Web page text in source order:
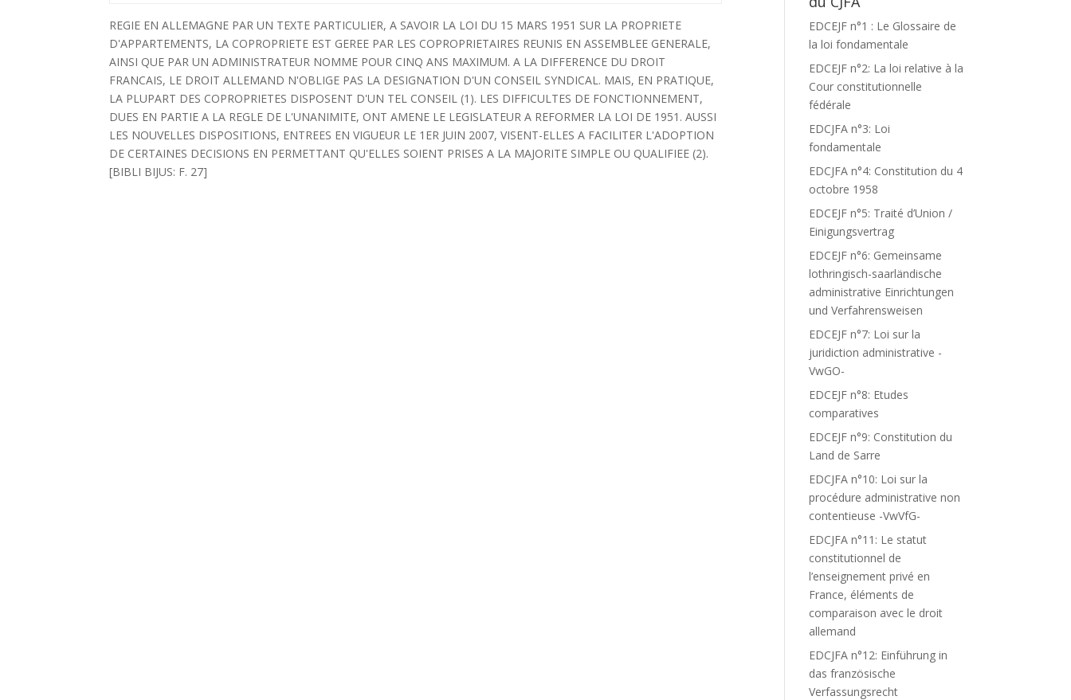
REGIE EN ALLEMAGNE PAR UN TEXTE PARTICULIER, A SAVOIR LA LOI DU 15 MARS 1951 SUR LA PROPRIETE
D'APPARTEMENTS, LA COPROPRIETE EST GEREE PAR LES COPROPRIETAIRES REUNIS EN ASSEMBLEE GENERALE,
AINSI QUE PAR UN ADMINISTRATEUR NOMME POUR CINQ ANS MAXIMUM. A LA DIFFERENCE DU DROIT
FRANCAIS, LE DROIT ALLEMAND N'OBLIGE PAS LA DESIGNATION D'UN CONSEIL SYNDICAL. MAIS, EN PRATIQUE,
LA PLUPART DES COPROPRIETES DISPOSENT D'UN TEL CONSEIL (1). LES DIFFICULTES DE FONCTIONNEMENT,
DUES EN PARTIE A LA REGLE DE L'UNANIMITE, ONT AMENE LE LEGISLATEUR A REFORMER LA LOI DE 1951. AUSSI
LES NOUVELLES DISPOSITIONS, ENTREES EN VIGUEUR LE 1ER JUIN 2007, VISENT-ELLES A FACILITER L'ADOPTION
DE CERTAINES DECISIONS EN PERMETTANT QU'ELLES SOIENT PRISES A LA MAJORITE SIMPLE OU QUALIFIEE (2).
[BIBLI BIJUS: F. 27]
EDCEJF n°1 : Le Glossaire de
la loi fondamentale
EDCEJF n°2: La loi relative à la
Cour constitutionnelle
fédérale
EDCJFA n°3: Loi
fondamentale
EDCJFA n°4: Constitution du 4
octobre 1958
EDCEJF n°5: Traité d’Union /
Einigungsvertrag
EDCEJF n°6: Gemeinsame
lothringisch-saarländische
administrative Einrichtungen
und Verfahrensweisen
EDCEJF n°7: Loi sur la
juridiction administrative -
VwGO-
EDCEJF n°8: Etudes
comparatives
EDCEJF n°9: Constitution du
Land de Sarre
EDCJFA n°10: Loi sur la
procédure administrative non
contentieuse -VwVfG-
EDCJFA n°11: Le statut
constitutionnel de
l’enseignement privé en
France, éléments de
comparaison avec le droit
allemand
EDCJFA n°12: Einführung in
das französische
Verfassungsrecht